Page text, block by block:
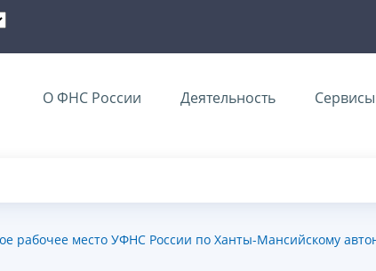
О ФНС России Деятельность Сервисы
рабочее место УФНС России по Ханты-Мансийскому